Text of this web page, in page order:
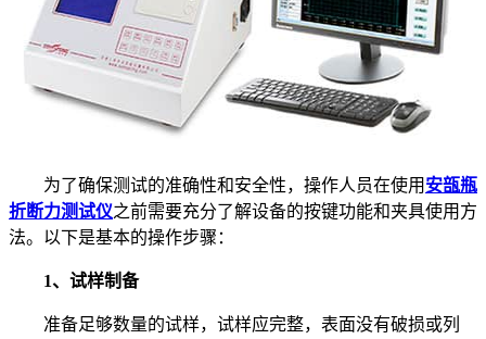
为了确保测试的准确性和安全性，操作人员在使用 安瓿瓶
折断力测试仪之前需要充分了解设备的按键功能和夹具使用方
法。以下是基本的操作步骤：
1、试样制备
准备足够数量的试样，试样应完整，表面没有破损或列